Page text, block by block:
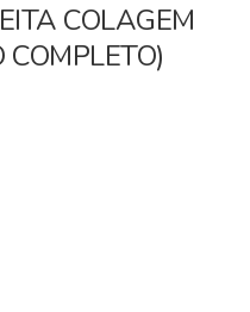
COLAGEM